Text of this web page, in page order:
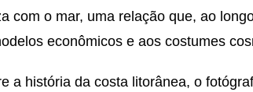
com o mar, uma relação que, ao
econômicos e aos costumes
a história da costa litorânea, o